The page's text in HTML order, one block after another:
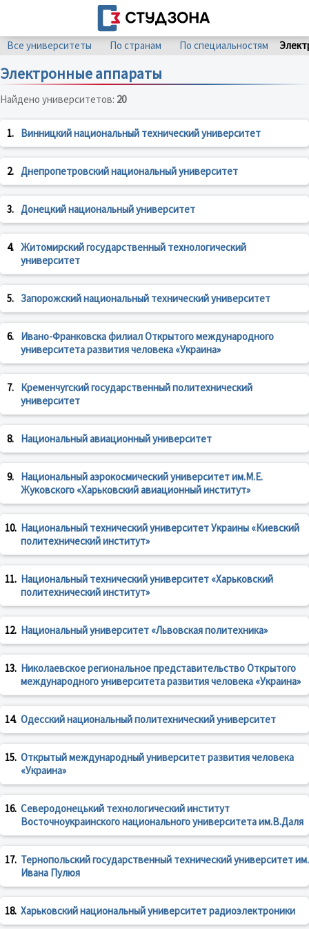
Все университеты По странам По специальностям
Электронные аппараты
Найдено университетов: 20
1. Винницкий национальный технический университет
2. Днепропетровский национальный университет
3. Донецкий национальный университет
4. Житомирский государственный технологический
университет
5. Запорожский национальный технический университет
6.
Ивано-Франковска филиал Открытого международного
университета развития человека «Украина»
7.
Кременчугский государственный политехнический
университет
8. Национальный авиационный университет
9.
Национальный аэрокосмический университет им.М.Е.
Жуковского «Харьковский авиационный институт»
10. Национальный технический университет Украины «Киевский
политехнический институт»
11. Национальный технический университет «Харьковский
политехнический институт»
12. Национальный университет «Львовская политехника»
13. Николаевское региональное представительство Открытого
международного университета развития человека «Украина»
14. Одесский национальный политехнический университет
15. Открытый международный университет развития человека
«Украина»
16. Северодонецький технологический институт
Восточноукраинского национального университета им.В.Даля
17. Тернопольский государственный технический университет им.
Ивана Пулюя
18. Харьковский национальный университет радиоэлектроники